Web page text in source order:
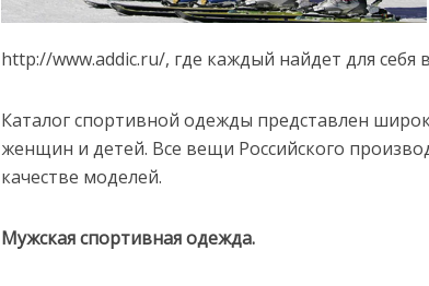
http://www.addic.ru/, где каждый найдет для себя
Каталог спортивной одежды представлен
женщин и детей. Все вещи Российского
качестве моделей.
Мужская спортивная одежда.